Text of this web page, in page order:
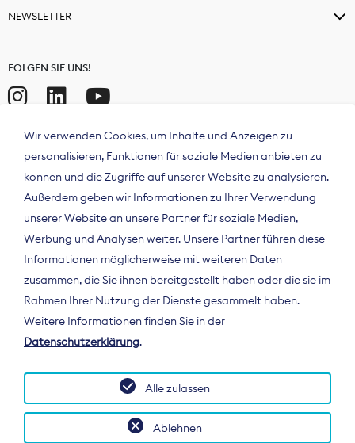
NEWSLETTER
FOLGEN SIE UNS!
Der Bundesverband Digitalpublisher und
Zeitungsverleger (BDZV) vertritt als
Spitzenorganisation die Interessen der
Deutschland und auf EU-Ebene.
Wir verwenden Cookies, um Inhalte und Anzeigen zu
personalisieren, Funktionen für soziale Medien anbieten zu
können und die Zugriffe auf unserer Website zu analysieren.
Außerdem geben wir Informationen zu Ihrer Verwendung
unserer Website an unsere Partner für soziale Medien,
Werbung und Analysen weiter. Unsere Partner führen diese
Informationen möglicherweise mit weiteren Daten
zusammen, die Sie ihnen bereitgestellt haben oder die sie im
Rahmen Ihrer Nutzung der Dienste gesammelt haben.
Weitere Informationen finden Sie in der
Datenschutzerklärung.
Ablehnen
Alle zulassen